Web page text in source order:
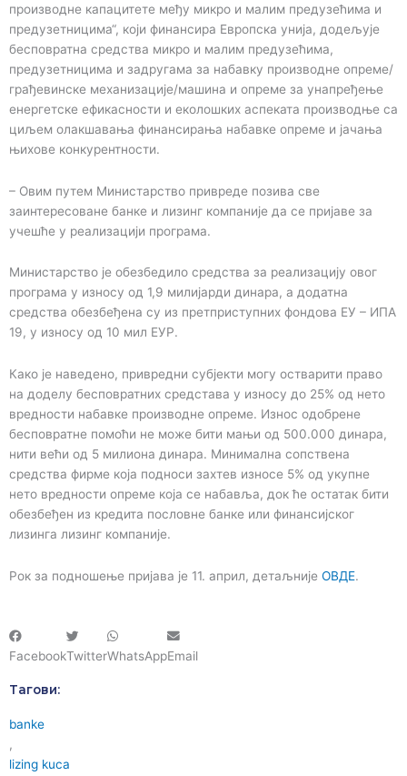
производне капацитете међу микро и малим предузећима и
предузетницима“, који финансира Европска унија, додељује
бесповратна средства микро и малим предузећима,
предузетницима и задругама за набавку производне опреме/
грађевинске механизације/машина и опреме за унапређење
енергетске ефикасности и еколошких аспеката производње са
циљем олакшавања финансирања набавке опреме и јачања
њихове конкурентности.
– Овим путем Министарство привреде позива све
заинтересоване банке и лизинг компаније да се пријаве за
учешће у реализацији програма.
Министарство је обезбедило средства за реализацију овог
програма у износу од 1,9 милијарди динара, а додатна
средства обезбеђена су из претприступних фондова ЕУ – ИПА
19, у износу од 10 мил ЕУР.
Како је наведено, привредни субјекти могу остварити право
на доделу бесповратних средстава у износу до 25% од нето
вредности набавке производне опреме. Износ одобрене
бесповратне помоћи не може бити мањи од 500.000 динара,
нити већи од 5 милиона динара. Минимална сопствена
средства фирме која подноси захтев износе 5% од укупне
нето вредности опреме која се набавља, док ће остатак бити
обезбеђен из кредита пословне банке или финансијског
лизинга лизинг компаније.
Рок за подношење пријава је 11. април, детаљније ОВДЕ.
FacebookTwitterWhatsAppEmail
Тагови:
banke
,
lizing kuca